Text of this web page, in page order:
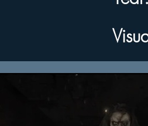
Visual